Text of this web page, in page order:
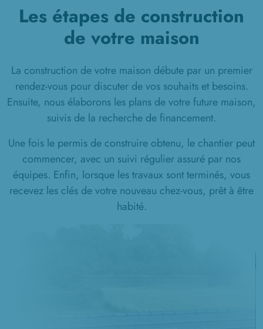
Les étapes de construction
de votre maison
La construction de votre maison débute par un premier
rendez-vous pour discuter de vos souhaits et besoins.
Ensuite, nous élaborons les plans de votre future maison,
suivis de la recherche de financement.
Une fois le permis de construire obtenu, le chantier peut
commencer, avec un suivi régulier assuré par nos
équipes. Enfin, lorsque les travaux sont terminés, vous
recevez les clés de votre nouveau chez-vous, prêt à être
habité.